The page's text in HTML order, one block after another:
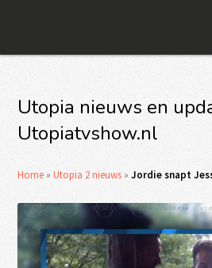
Utopia nieuws en
Utopiatvshow.nl
Home »Utopia 2 nieuws »Jordie snapt